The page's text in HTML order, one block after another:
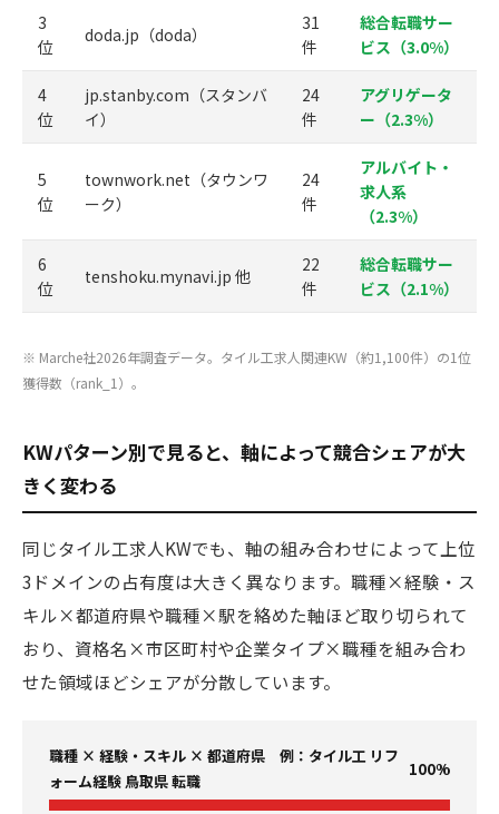
3
位
doda.jp（doda）
31
件
総合転職サー
ビス（3.0%）
4
位
jp.stanby.com（スタンバ
イ）
24
件
アグリゲータ
ー（2.3%）
5
位
townwork.net（タウンワ
ーク）
24
件
アルバイト・
求人系
（2.3%）
6
位
tenshoku.mynavi.jp 他
22
件
総合転職サー
ビス（2.1%）
※ Marche社2026年調査データ。タイル工求人関連KW（約1,100件）の1位
獲得数（rank_1）。
KWパターン別で見ると、軸によって競合シェアが大
きく変わる
同じタイル工求人KWでも、軸の組み合わせによって上位
3ドメインの占有度は大きく異なります。職種×経験・ス
キル×都道府県や職種×駅を絡めた軸ほど取り切られて
おり、資格名×市区町村や企業タイプ×職種を組み合わ
せた領域ほどシェアが分散しています。
職種 × 経験・スキル × 都道府県 例：タイル工 リフ
ォーム経験 鳥取県 転職
100%